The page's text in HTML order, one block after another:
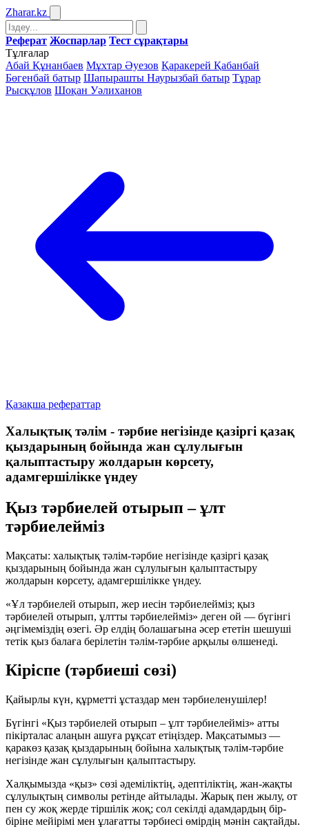
Zharar.kz
Реферат Жоспарлар Тест сұрақтары
Тұлғалар
Абай Құнанбаев Мұхтар Әуезов Қаракерей Қабанбай
Бөгенбай батыр Шапырашты Наурызбай батыр Тұрар
Рысқұлов Шоқан Уәлиханов
Қазақша рефераттар
Халықтық тәлім - тәрбие негізінде қазіргі қазақ
қыздарының бойында жан сұлулығын
қалыптастыру жолдарын көрсету,
адамгершілікке үндеу
Қыз тәрбиелей отырып – ұлт
тәрбиелейміз
Мақсаты: халықтық тәлім-тәрбие негізінде қазіргі қазақ
қыздарының бойында жан сұлулығын қалыптастыру
жолдарын көрсету, адамгершілікке үндеу.
«Ұл тәрбиелей отырып, жер иесін тәрбиелейміз; қыз
тәрбиелей отырып, ұлтты тәрбиелейміз» деген ой — бүгінгі
әңгімеміздің өзегі. Әр елдің болашағына әсер ететін шешуші
тетік қыз балаға берілетін тәлім-тәрбие арқылы өлшенеді.
Кіріспе (тәрбиеші сөзі)
Қайырлы күн, құрметті ұстаздар мен тәрбиеленушілер!
Бүгінгі «Қыз тәрбиелей отырып – ұлт тәрбиелейміз» атты
пікірталас алаңын ашуға рұқсат етіңіздер. Мақсатымыз —
қаракөз қазақ қыздарының бойына халықтық тәлім-тәрбие
негізінде жан сұлулығын қалыптастыру.
Халқымызда «қыз» сөзі әдеміліктің, әдептіліктің, жан-жақты
сұлулықтың символы ретінде айтылады. Жарық пен жылу, от
пен су жоқ жерде тіршілік жоқ; сол секілді адамдардың бір-
біріне мейірімі мен ұлағатты тәрбиесі өмірдің мәнін сақтайды.